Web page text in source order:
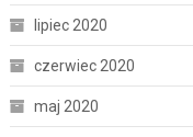
lipiec 2020
czerwiec 2020
maj 2020